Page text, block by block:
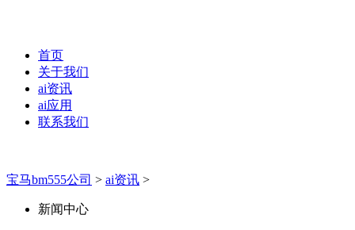
首页
关于我们
ai资讯
ai应用
联系我们
宝马bm555公司 > ai资讯 >
新闻中心